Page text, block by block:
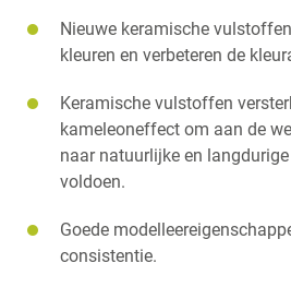
Nieuwe keramische
kleuren en verbeteren de
Keramische vulstoffen
kameleoneffect om aan de
naar natuurlijke en
voldoen.
Goede
consistentie.